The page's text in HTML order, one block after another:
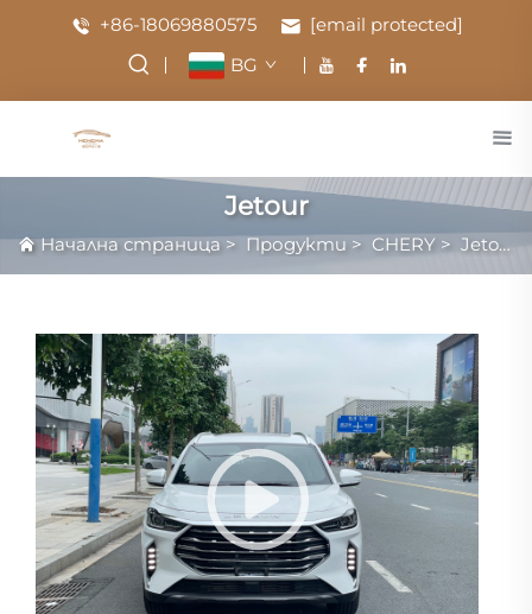
+86-18069880575
[email protected]
BG
Jetour
Начална страница > Продукти > CHERY > Jetour